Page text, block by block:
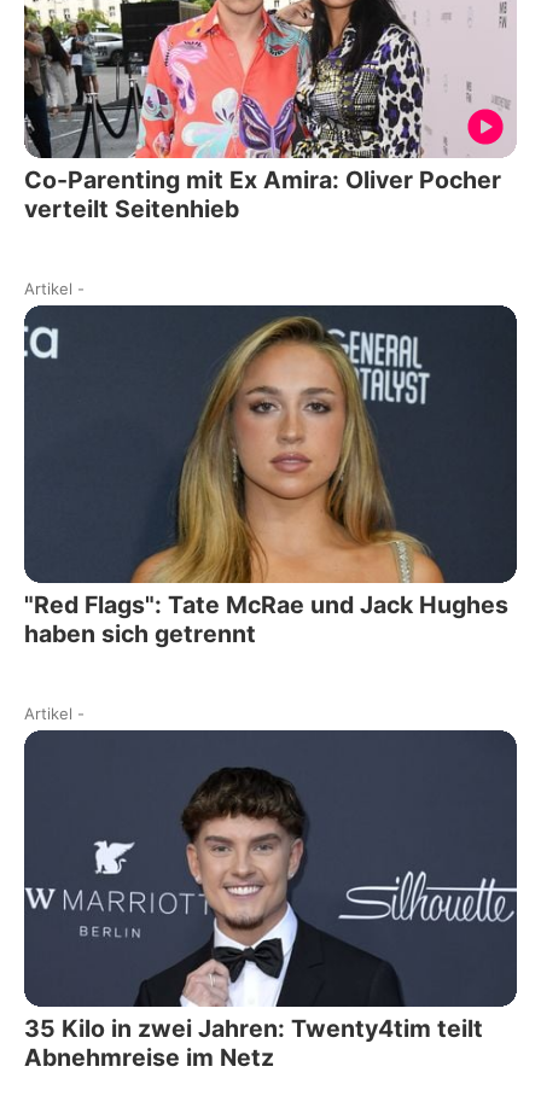
Co-Parenting mit Ex Amira: Oliver Pocher
verteilt Seitenhieb
Artikel -
"Red Flags": Tate McRae und Jack Hughes
haben sich getrennt
Artikel -
35 Kilo in zwei Jahren: Twenty4tim teilt
Abnehmreise im Netz